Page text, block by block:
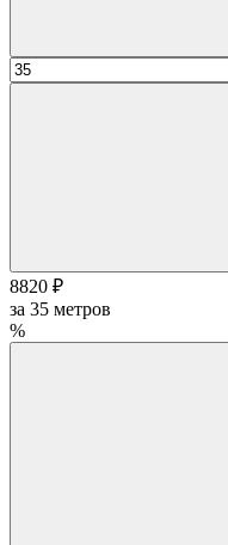
8820 ₽
за 35 метров
%